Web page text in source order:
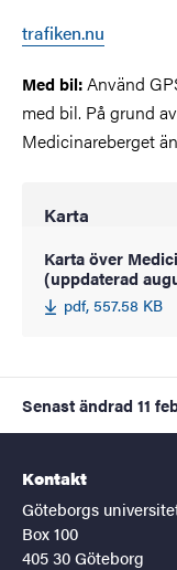
trafiken.nu
Med bil:Använd
med bil. På grund
Medicinareberget
Karta
Karta över
(uppdaterad
pdf, 557.58 KB
Senast ändrad 11
Kontakt
Göteborgs
Box 100
405 30 Göteborg